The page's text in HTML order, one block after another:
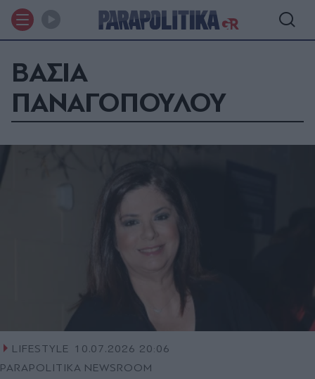
ΒΑΣΙΑ
ΠΑΝΑΓΟΠΟΥΛΟΥ
LIFESTYLE 10.07.2026 20:06
PARAPOLITIKA NEWSROOM